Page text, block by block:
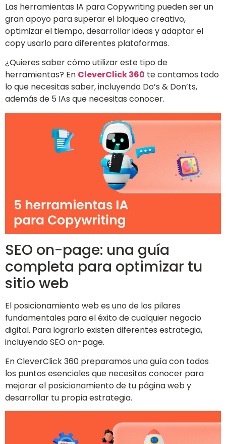
Las herramientas IA para Copywriting pueden ser un
gran apoyo para superar el bloqueo creativo,
optimizar el tiempo, desarrollar ideas y adaptar el
copy usarlo para diferentes plataformas.
¿Quieres saber cómo utilizar este tipo de
herramientas? En CleverClick 360 te contamos todo
lo que necesitas saber, incluyendo Do’s & Don’ts,
además de 5 IAs que necesitas conocer.
SEO on-page: una guía
completa para optimizar tu
sitio web
El posicionamiento web es uno de los pilares
fundamentales para el éxito de cualquier negocio
digital. Para lograrlo existen diferentes estrategia,
incluyendo SEO on-page.
En CleverClick 360 preparamos una guía con todos
los puntos esenciales que necesitas conocer para
mejorar el posicionamiento de tu página web y
desarrollar tu propia estrategia.